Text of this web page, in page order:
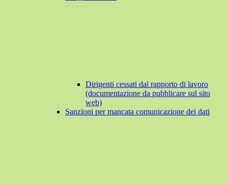
Dirigenti cessati dal rapporto di lavoro
(documentazione da pubblicare sul sito
web)
Sanzioni per mancata comunicazione dei dati